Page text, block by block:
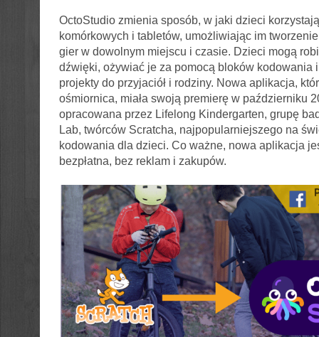
OctoStudio zmienia sposób, w jaki dzieci
komórkowych i tabletów, umożliwiając im
gier w dowolnym miejscu i czasie. Dzieci mogą
dźwięki, ożywiać je za pomocą bloków kodowania i
projekty do przyjaciół i rodziny. Nowa aplikacja,
ośmiornica, miała swoją premierę w październiku
opracowana przez Lifelong Kindergarten, grupę
Lab, twórców Scratcha, najpopularniejszego na
kodowania dla dzieci. Co ważne, nowa aplikacja
bezpłatna, bez reklam i zakupów.